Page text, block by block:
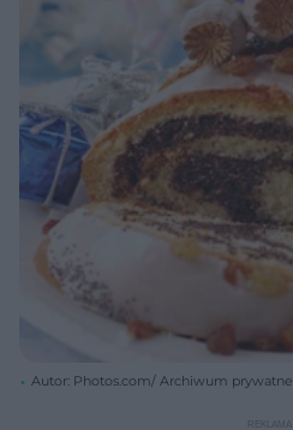
Autor: Photos.com/ Archiwum prywatne